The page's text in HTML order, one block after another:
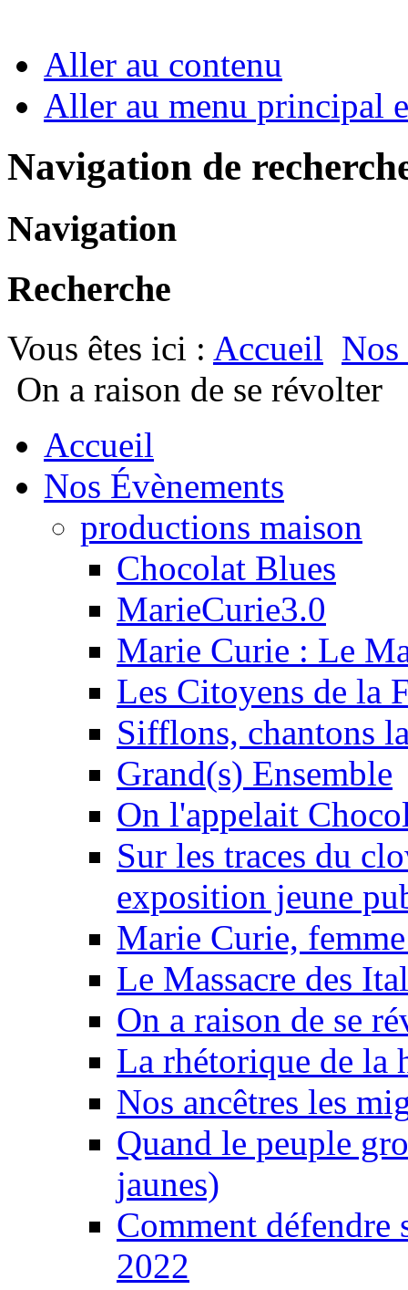
Aller au contenu
Aller au menu principal
Navigation de
Navigation
Recherche
Vous êtes ici : Accueil Nos
On a raison de se révolter
Accueil
Nos Évènements
productions maison
Chocolat Blues
MarieCurie3.0
Marie Curie : Le
Les Citoyens de la
Sifflons, chantons
Grand(s) Ensemble
On l'appelait
Sur les traces du
exposition jeune
Marie Curie,
Le Massacre des
On a raison de se
La rhétorique de la
Nos ancêtres les
Quand le peuple
jaunes)
Comment défendre
2022